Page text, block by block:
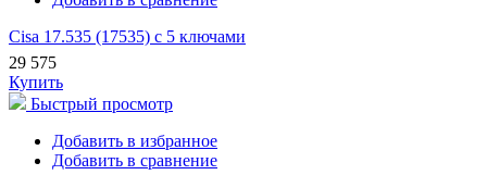
Cisa 17.535 (17535) с 5 ключами
29 575
Купить
Быстрый просмотр
Добавить в избранное
Добавить в сравнение